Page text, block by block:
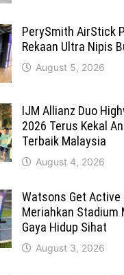
PerySmith AirStick
Rekaan Ultra Nipis
August 5, 2026
IJM Allianz Duo
2026 Terus Kekal
Terbaik Malaysia
August 4, 2026
Watsons Get Active
Meriahkan Stadium
Gaya Hidup Sihat
August 3, 2026